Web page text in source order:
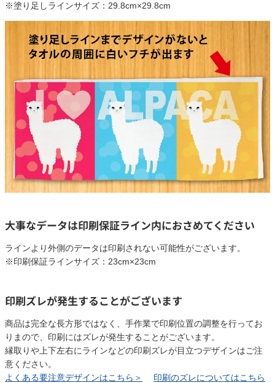
※塗り足しラインサイズ：29.8cm×29.8cm
大事なデータは印刷保証ライン内におさめてください
ラインより外側のデータは印刷されない可能性がございます。
※印刷保証ラインサイズ：23cm×23cm
印刷ズレが発生することがございます
商品は完全な長方形ではなく、手作業で印刷位置の調整を行ってお
りまので、印刷にはズレが発生することがございます。
縁取りや上下左右にラインなどの印刷ズレが目立つデザインはご注
意ください。
よくある要注意デザインはこちら＞
印刷のズレについてはこちら